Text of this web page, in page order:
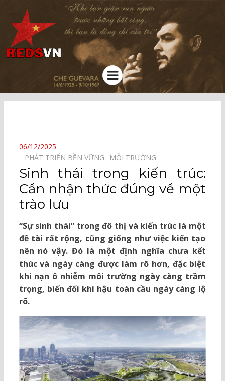
Kênh chia sẻ tri thức cộng đồng
Menu
POSTED
ON
06/12/2025
PHÁT TRIỂN BỀN VỮNG⠀
MÔI TRƯỜNG⠀
Sinh thái trong kiến trúc:
Cần nhận thức đúng về một
trào lưu
“Sự sinh thái” trong đô thị và kiến trúc là một
đề tài rất rộng, cũng giống như việc kiến tạo
nên nó vậy. Đó là một định nghĩa chưa kết
thúc và ngày càng được làm rõ hơn, đặc biệt
khi nạn ô nhiễm môi trường ngày càng trầm
trọng, biến đổi khí hậu toàn cầu ngày càng lộ
rõ.